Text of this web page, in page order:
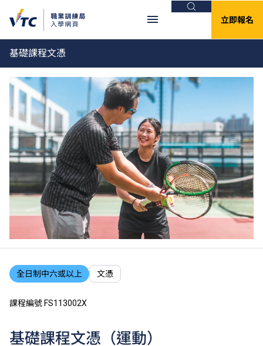
搜尋
立即報名
基礎課程文憑
全日制中六或以上 文憑
課程編號 FS113002X
基礎課程文憑（運動）